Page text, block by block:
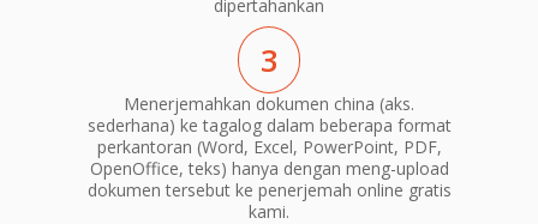
dipertahankan
3
Menerjemahkan dokumen china (aks.
sederhana) ke tagalog dalam beberapa format
perkantoran (Word, Excel, PowerPoint, PDF,
OpenOffice, teks) hanya dengan meng-upload
dokumen tersebut ke penerjemah online gratis
kami.